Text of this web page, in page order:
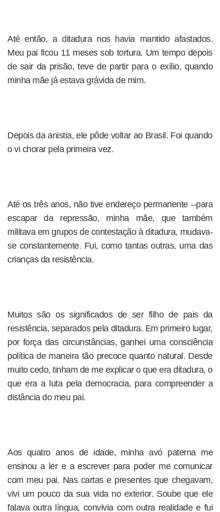
Até então, a ditadura nos havia mantido afastados.
Meu pai ficou 11 meses sob tortura. Um tempo depois
de sair da prisão, teve de partir para o exílio, quando
minha mãe já estava grávida de mim.
Depois da anistia, ele pôde voltar ao Brasil. Foi quando
o vi chorar pela primeira vez.
Até os três anos, não tive endereço permanente --para
escapar da repressão, minha mãe, que também
militava em grupos de contestação à ditadura, mudava-
se constantemente. Fui, como tantas outras, uma das
crianças da resistência.
Muitos são os significados de ser filho de pais da
resistência, separados pela ditadura. Em primeiro lugar,
por força das circunstâncias, ganhei uma consciência
política de maneira tão precoce quanto natural. Desde
muito cedo, tinham de me explicar o que era ditadura, o
que era a luta pela democracia, para compreender a
distância do meu pai.
Aos quatro anos de idade, minha avó paterna me
ensinou a ler e a escrever para poder me comunicar
com meu pai. Nas cartas e presentes que chegavam,
vivi um pouco da sua vida no exterior. Soube que ele
falava outra língua, convivia com outra realidade e fui